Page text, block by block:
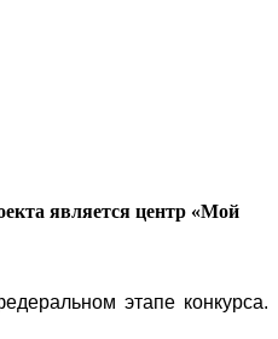
является центр «Мой
этапе конкурса.